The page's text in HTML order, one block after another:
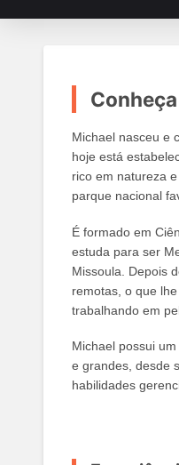
Michael nasceu e
hoje está
rico em natureza
parque nacional
É formado em
estuda para ser
Missoula. Depois
remotas, o que
trabalhando em
Michael possui
e grandes, desde
habilidades